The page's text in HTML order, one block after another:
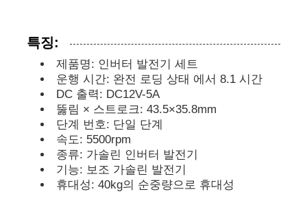
휴대용 발전기 세트
산업용 발전기 세트
디지털 발전기 세트
특징:
제품명: 인버터 발전기 세트
운행 시간: 완전 로딩 상태 에서 8.1 시간
DC 출력: DC12V-5A
뚫림 × 스트로크: 43.5×35.8mm
단계 번호: 단일 단계
속도: 5500rpm
종류: 가솔린 인버터 발전기
기능: 보조 가솔린 발전기
휴대성: 40kg의 순중량으로 휴대성